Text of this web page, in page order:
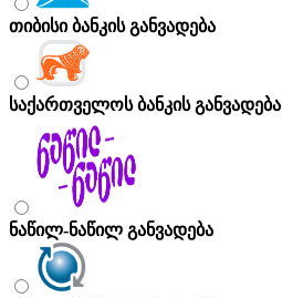
თიბისი ბანკის განვადება
საქართველოს ბანკის განვადება
ნაწილ-ნაწილ განვადება